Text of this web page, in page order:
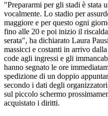
"Prepararmi per gli stadi è stata
vocalmente. Lo stadio per
maggiore e per questo ogni
fino alle 20 e poi inizio il
serata", ha dichiarato Laura
massicci e costanti in arrivo
code agli ingressi e gli
hanno segnato le ore
spedizione di un doppio
secondo i dati degli
sul piccolo schermo
acquistato i diritti.